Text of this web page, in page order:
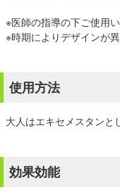
※医師の指導の下ご使用
※時期によりデザインが
使用方法
大人はエキセメスタンと
効果効能